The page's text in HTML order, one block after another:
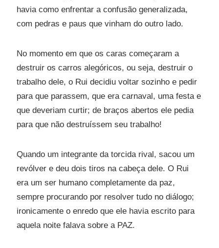
havia como enfrentar a confusão generalizada,
com pedras e paus que vinham do outro lado.
No momento em que os caras começaram a
destruir os carros alegóricos, ou seja, destruir o
trabalho dele, o Rui decidiu voltar sozinho e pedir
para que parassem, que era carnaval, uma festa e
que deveriam curtir; de braços abertos ele pedia
para que não destruíssem seu trabalho!
Quando um integrante da torcida rival, sacou um
revólver e deu dois tiros na cabeça dele. O Rui
era um ser humano completamente da paz,
sempre procurando por resolver tudo no diálogo;
ironicamente o enredo que ele havia escrito para
aquela noite falava sobre a PAZ.